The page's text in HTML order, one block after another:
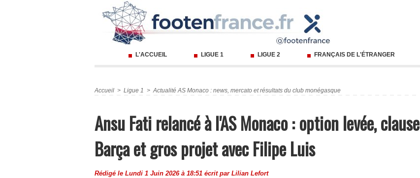
L'ACCUEIL LIGUE 1 LIGUE 2 FRANÇAIS DE L'ÉTRANGER
Accueil > Ligue 1 > Actualité AS Monaco : news, mercato et résultats du club monégasque
Ansu Fati relancé à l'AS Monaco : option levée, clause
Barça et gros projet avec Filipe Luis
Rédigé le Lundi 1 Juin 2026 à 18:51 écrit par Lilian Lefort